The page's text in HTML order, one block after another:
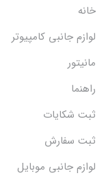
خانه
لوازم جانبی کامپیوتر
مانیتور
راهنما
ثبت شکایات
ثبت سفارش
لوازم جانبی موبایل